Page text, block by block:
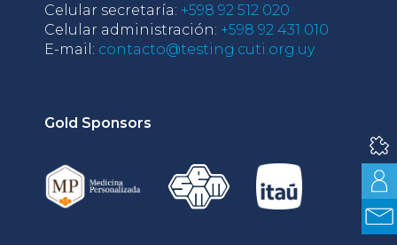
Celular secretaría: +598 92 512 020
Celular administración: +598 92 431 010
E-mail: contacto@testing.cuti.org.uy
Gold Sponsors